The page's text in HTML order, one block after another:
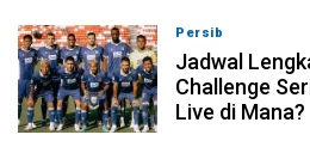
Persib
Jadwal
Challenge
Live di Mana?